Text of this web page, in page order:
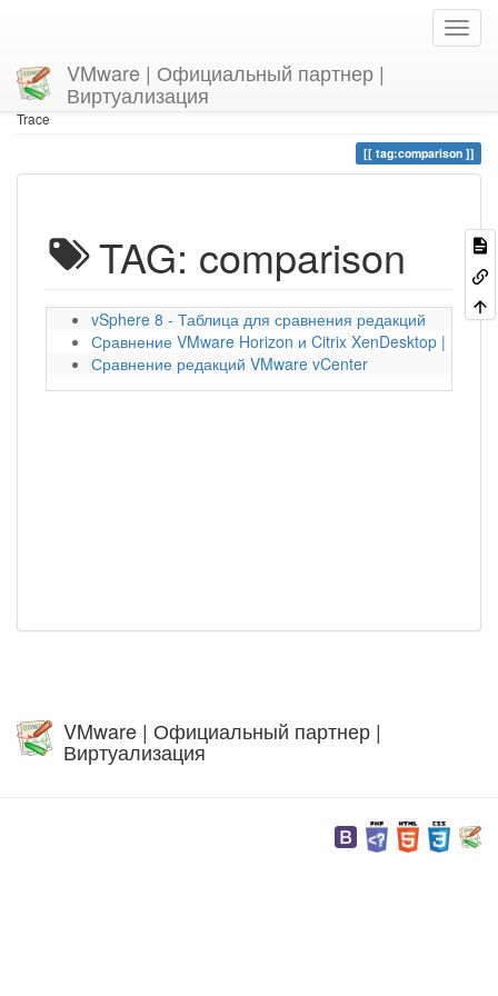
VMware | Официальный партнер |
Виртуализация
You are here Home
tag
comparison
Trace
tag:comparison
TAG: comparison
vSphere 8 - Таблица для сравнения редакций
Сравнение VMware Horizon и Citrix XenDesktop |
Сравнение редакций VMware vCenter
VMware | Официальный партнер |
Виртуализация